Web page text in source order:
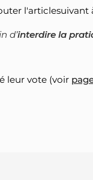
l'articlesuivant
d’interdire la
leur vote (voir